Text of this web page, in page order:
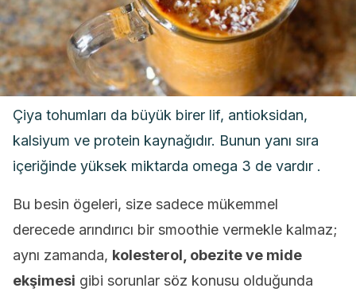
Çiya tohumları da büyük birer lif, antioksidan,
kalsiyum ve protein kaynağıdır. Bunun yanı sıra
içeriğinde yüksek miktarda omega 3 de vardır .
Bu besin ögeleri, size sadece mükemmel
derecede arındırıcı bir smoothie vermekle kalmaz;
aynı zamanda, kolesterol, obezite ve mide
ekşimesi gibi sorunlar söz konusu olduğunda